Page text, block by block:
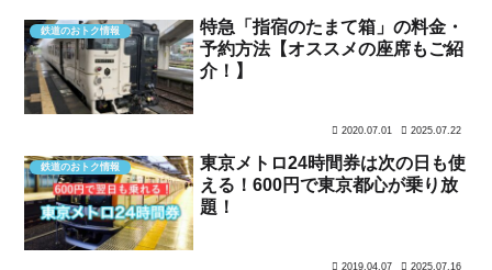
鉄道のおトク情報
特急「指宿のたまて箱」の料金・
予約方法【オススメの座席もご紹
介！】
2020.07.01 2025.07.22
鉄道のおトク情報
東京メトロ24時間券は次の日も使
える！600円で東京都心が乗り放
題！
2019.04.07 2025.07.16